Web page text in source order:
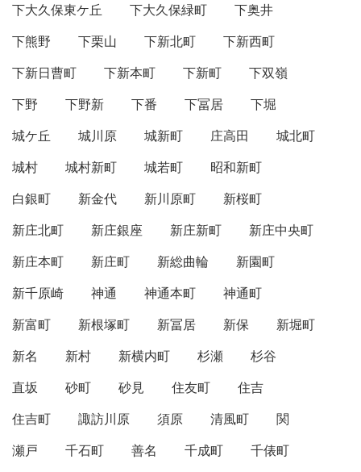
下大久保東ケ丘
下大久保緑町
下奥井
下熊野
下栗山 下新北町
下新西町
下新日曹町
下新本町 下新町
下双嶺
下野
下野新 下番 下冨居
下堀
城ケ丘
城川原 城新町 庄高田
城北町
城村
城村新町 城若町
昭和新町
白銀町
新金代 新川原町
新桜町
新庄北町
新庄銀座 新庄新町
新庄中央町
新庄本町
新庄町 新総曲輪
新園町
新千原崎
神通 神通本町
神通町
新富町
新根塚町 新冨居 新保
新堀町
新名
新村 新横内町 杉瀬
杉谷
直坂
砂町 砂見 住友町
住吉
住吉町
諏訪川原 須原 清風町
関
瀬戸
千石町 善名 千成町
千俵町